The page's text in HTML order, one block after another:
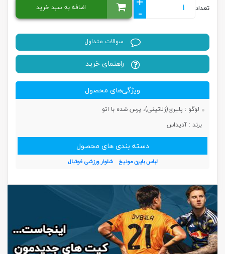
تعداد
-
اضافه به سبد خرید
سوالات متداول
راهنمای خرید
ویژگی‌های محصول
لوگو : پلیری(ژلاتینی)، پرس شده با اتو
برند : آدیداس
دسته بندی های محصول
لباس بایرن مونیخ شلوار ورزشی فوتبال